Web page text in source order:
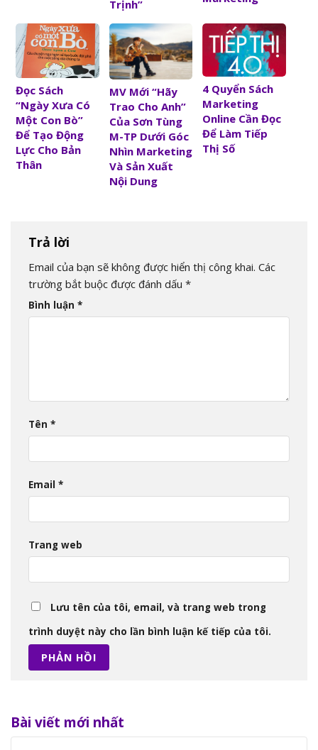
Trịnh”
Đọc Sách
“Ngày Xưa Có
Một Con Bò”
Để Tạo Động
Lực Cho Bản
Thân
MV Mới “Hãy
Trao Cho Anh”
Của Sơn Tùng
M-TP Dưới Góc
Nhìn Marketing
Và Sản Xuất
Nội Dung
4 Quyển Sách
Marketing
Online Cần Đọc
Để Làm Tiếp
Thị Số
Trả lời
Email của bạn sẽ không được hiển thị công khai. Các
trường bắt buộc được đánh dấu *
Bình luận *
Tên *
Email *
Trang web
Lưu tên của tôi, email, và trang web trong
trình duyệt này cho lần bình luận kế tiếp của tôi.
Bài viết mới nhất